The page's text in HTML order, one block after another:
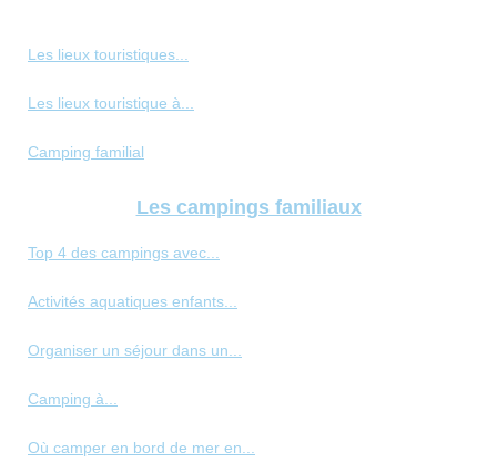
Les lieux touristiques...
Les lieux touristique à...
Camping familial
Les campings familiaux
Top 4 des campings avec...
Activités aquatiques enfants...
Organiser un séjour dans un...
Camping à...
Où camper en bord de mer en...